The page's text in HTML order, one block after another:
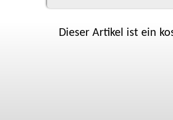
Dieser Artikel ist ein